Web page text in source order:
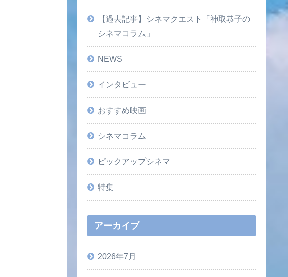
【過去記事】シネマクエスト「神取恭子の
シネマコラム」
NEWS
インタビュー
おすすめ映画
シネマコラム
ピックアップシネマ
特集
アーカイブ
2026年7月